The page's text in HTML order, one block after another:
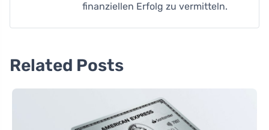
finanziellen Erfolg zu vermitteln.
Related Posts